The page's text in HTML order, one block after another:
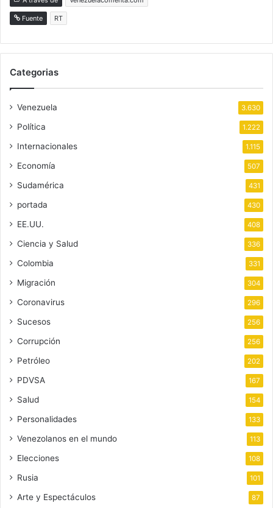
Fuente RT
Categorias
Venezuela 3.630
Política 1.222
Internacionales 1.115
Economía 507
Sudamérica 431
portada 430
EE.UU. 408
Ciencia y Salud 336
Colombia 331
Migración 304
Coronavirus 296
Sucesos 256
Corrupción 256
Petróleo 202
PDVSA 167
Salud 154
Personalidades 133
Venezolanos en el mundo 113
Elecciones 108
Rusia 101
Arte y Espectáculos 87